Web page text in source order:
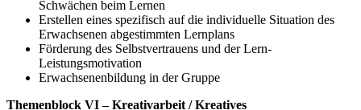
Schwächen beim Lernen
Erstellen eines spezifisch auf die individuelle Situation des
Erwachsenen abgestimmten Lernplans
Förderung des Selbstvertrauens und der Lern-
Leistungsmotivation
Erwachsenenbildung in der Gruppe
Themenblock VI – Kreativarbeit / Kreatives